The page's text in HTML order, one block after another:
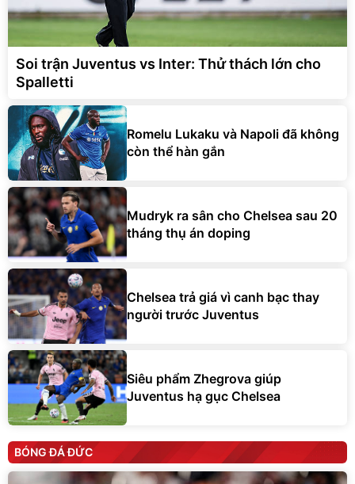
Soi trận Juventus vs Inter: Thử thách lớn cho
Spalletti
Romelu Lukaku và Napoli đã không
còn thể hàn gắn
Mudryk ra sân cho Chelsea sau 20
tháng thụ án doping
Chelsea trả giá vì canh bạc thay
người trước Juventus
Siêu phẩm Zhegrova giúp
Juventus hạ gục Chelsea
BÓNG ĐÁ ĐỨC